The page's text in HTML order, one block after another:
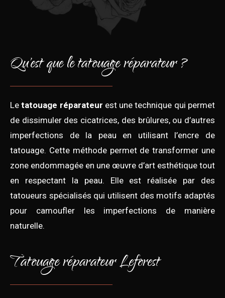
Qu'est que le tatouage réparateur ?
Letatouage réparateur est une technique qui permet
de dissimuler des cicatrices, des brûlures, ou d’autres
imperfections de la peau en utilisant l’encre de
tatouage. Cette méthode permet de transformer une
zone endommagée en une œuvre d’art esthétique tout
en respectant la peau. Elle est réalisée par des
tatoueurs spécialisés qui utilisent des motifs adaptés
pour camoufler les imperfections de manière
naturelle.
Tatouage réparateur Leforest